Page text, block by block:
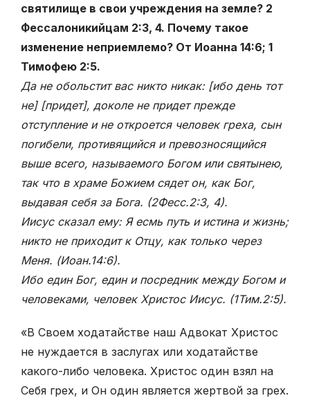
святилище в свои учреждения на земле? 2
Фессалоникийцам 2:3, 4. Почему такое
изменение неприемлемо? От Иоанна 14:6; 1
Тимофею 2:5.
Да не обольстит вас никто никак: [ибо день тот
не] [придет], доколе не придет прежде
отступление и не откроется человек греха, сын
погибели, противящийся и превозносящийся
выше всего, называемого Богом или святынею,
так что в храме Божием сядет он, как Бог,
выдавая себя за Бога. (2Фесс.2:3, 4).
Иисус сказал ему: Я есмь путь и истина и жизнь;
никто не приходит к Отцу, как только через
Меня. (Иоан.14:6).
Ибо един Бог, един и посредник между Богом и
человеками, человек Христос Иисус. (1Тим.2:5).
«В Своем ходатайстве наш Адвокат Христос
не нуждается в заслугах или ходатайстве
какого-либо человека. Христос один взял на
Себя грех, и Он один является жертвой за грех.